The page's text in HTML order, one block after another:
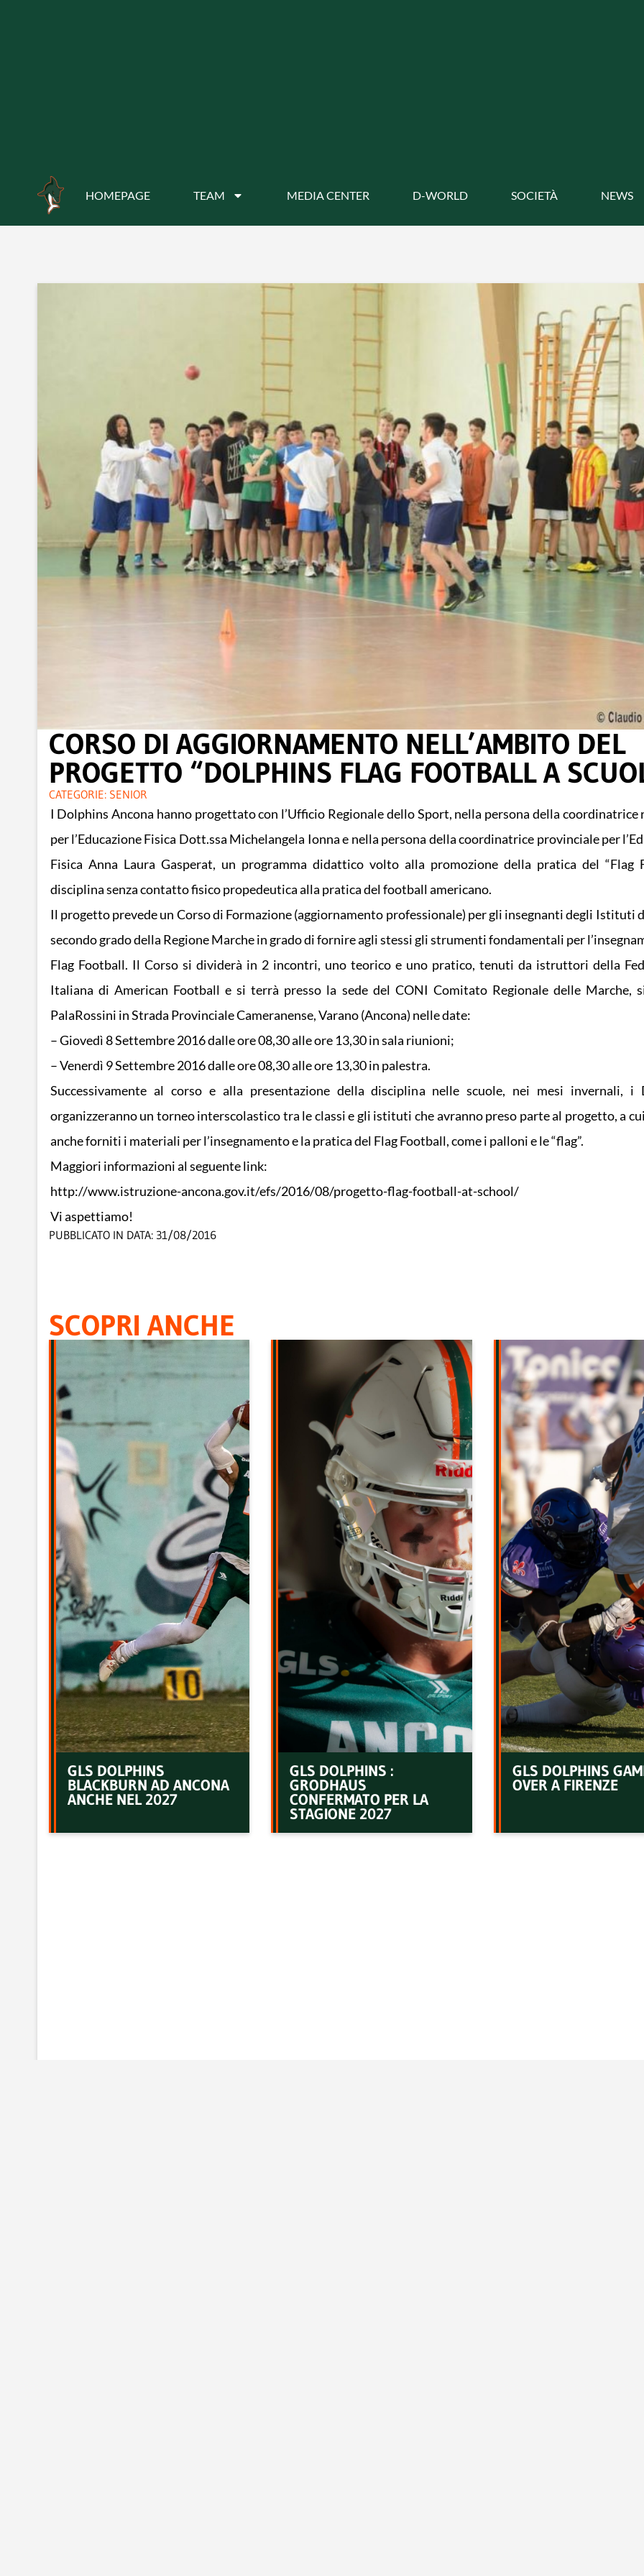
HOMEPAGE TEAM MEDIA CENTER D-WORLD SOCIETÀ NEWS
CORSO DI AGGIORNAMENTO NELL’AMBITO DEL
PROGETTO “DOLPHINS FLAG FOOTBALL A
CATEGORIE: SENIOR
I Dolphins Ancona hanno progettato con l’Ufficio Regionale dello Sport, nella persona della coordinatrice
per l’Educazione Fisica Dott.ssa Michelangela Ionna e nella persona della coordinatrice provinciale per
Fisica Anna Laura Gasperat, un programma didattico volto alla promozione della pratica del “Flag
disciplina senza contatto fisico propedeutica alla pratica del football americano.
Il progetto prevede un Corso di Formazione (aggiornamento professionale) per gli insegnanti degli Istituti
secondo grado della Regione Marche in grado di fornire agli stessi gli strumenti fondamentali per
Flag Football. Il Corso si dividerà in 2 incontri, uno teorico e uno pratico, tenuti da istruttori della
Italiana di American Football e si terrà presso la sede del CONI Comitato Regionale delle Marche,
PalaRossini in Strada Provinciale Cameranense, Varano (Ancona) nelle date:
– Giovedì 8 Settembre 2016 dalle ore 08,30 alle ore 13,30 in sala riunioni;
– Venerdì 9 Settembre 2016 dalle ore 08,30 alle ore 13,30 in palestra.
Successivamente al corso e alla presentazione della disciplina nelle scuole, nei mesi invernali, i
organizzeranno un torneo interscolastico tra le classi e gli istituti che avranno preso parte al progetto, a
anche forniti i materiali per l’insegnamento e la pratica del Flag Football, come i palloni e le “flag”.
Maggiori informazioni al seguente link:
http://www.istruzione-ancona.gov.it/efs/2016/08/progetto-flag-football-at-school/
Vi aspettiamo!
PUBBLICATO IN DATA: 31/08/2016
SCOPRI ANCHE
GLS DOLPHINS
BLACKBURN AD ANCONA
ANCHE NEL 2027
GLS DOLPHINS :
GRODHAUS
CONFERMATO PER LA
STAGIONE 2027
GLS DOLPHINS
OVER A FIRENZE